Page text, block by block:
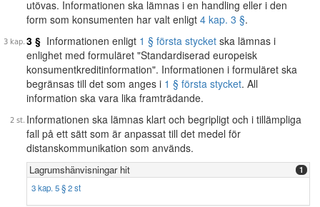
utövas. Informationen ska lämnas i en handling eller i den
form som konsumenten har valt enligt 4 kap. 3 §.
3 § Informationen enligt 1 § första stycket ska lämnas i
enlighet med formuläret "Standardiserad europeisk
konsumentkreditinformation". Informationen i formuläret ska
begränsas till det som anges i 1 § första stycket. All
information ska vara lika framträdande.
Informationen ska lämnas klart och begripligt och i tillämpliga
fall på ett sätt som är anpassat till det medel för
distanskommunikation som används.
Lagrumshänvisningar hit 1
3 kap. 5 § 2 st